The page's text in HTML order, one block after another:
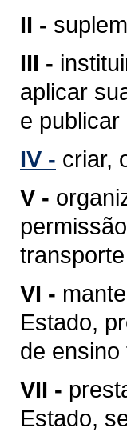
II -
III -
aplicar
e
IV - criar,
V -
VI -
Estado,
de ensino
VII -
Estado,